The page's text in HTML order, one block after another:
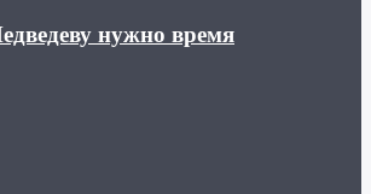
нужно время